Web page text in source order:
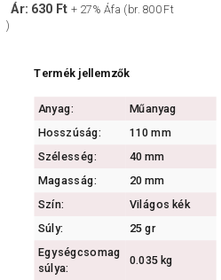
Ár: 630 Ft+ 27% Áfa (br. 800 Ft
)
Termék jellemzők
Anyag:
Műanyag
Hosszúság:
110 mm
Szélesség:
40 mm
Magasság:
20 mm
Szín:
Világos kék
Súly:
25 gr
Egységcsomag
súlya:
0.035 kg